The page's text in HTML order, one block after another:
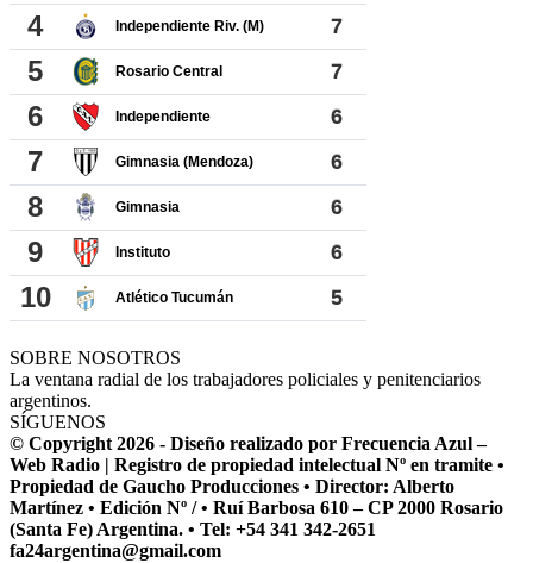
SOBRE NOSOTROS
La ventana radial de los trabajadores policiales y penitenciarios
argentinos.
SÍGUENOS
© Copyright 2026 - Diseño realizado por Frecuencia Azul –
Web Radio | Registro de propiedad intelectual Nº en tramite •
Propiedad de Gaucho Producciones • Director: Alberto
Martínez • Edición Nº / • Ruí Barbosa 610 – CP 2000 Rosario
(Santa Fe) Argentina. • Tel: +54 341 342-2651
fa24argentina@gmail.com